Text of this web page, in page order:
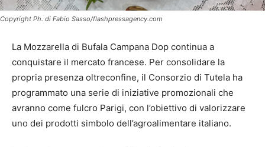
Copyright Ph. di Fabio Sasso/flashpressagency.com
La Mozzarella di Bufala Campana Dop continua a
conquistare il mercato francese. Per consolidare la
propria presenza oltreconfine, il Consorzio di Tutela ha
programmato una serie di iniziative promozionali che
avranno come fulcro Parigi, con l’obiettivo di valorizzare
uno dei prodotti simbolo dell’agroalimentare italiano.